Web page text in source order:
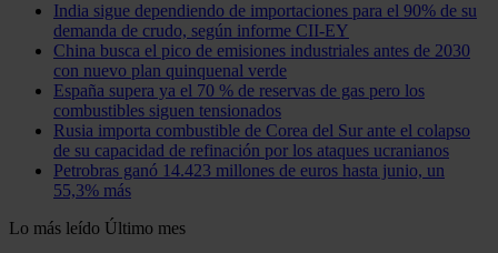
India sigue dependiendo de importaciones para el 90% de su
demanda de crudo, según informe CII-EY
China busca el pico de emisiones industriales antes de 2030
con nuevo plan quinquenal verde
España supera ya el 70 % de reservas de gas pero los
combustibles siguen tensionados
Rusia importa combustible de Corea del Sur ante el colapso
de su capacidad de refinación por los ataques ucranianos
Petrobras ganó 14.423 millones de euros hasta junio, un
55,3% más
Lo más leído Último mes